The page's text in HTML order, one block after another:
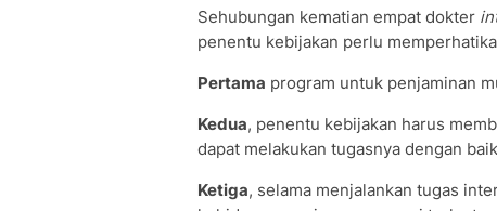
Sehubungan kematian empat dokter
penentu kebijakan perlu
Pertama program untuk penjaminan
Kedua, penentu kebijakan harus
dapat melakukan tugasnya dengan
Ketiga, selama menjalankan tugas